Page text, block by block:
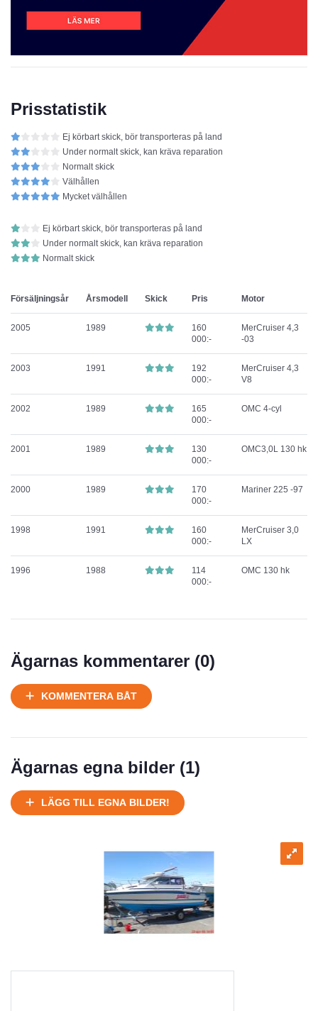
Prisstatistik
Ej körbart skick, bör transporteras på land
Under normalt skick, kan kräva reparation
Normalt skick
Välhållen
Mycket välhållen
Ej körbart skick, bör transporteras på land
Under normalt skick, kan kräva reparation
Normalt skick
Försäljningsår Årsmodell Skick Pris Motor
2005 1989
160
000:-
MerCruiser 4,3
-03
2003 1991
192
000:-
MerCruiser 4,3
V8
2002 1989
165
000:-
OMC 4-cyl
2001 1989
130
000:-
OMC3,0L 130 hk
2000 1989
170
000:-
Mariner 225 -97
1998 1991
160
000:-
MerCruiser 3,0
LX
1996 1988
114
000:-
OMC 130 hk
Ägarnas kommentarer (0)
KOMMENTERA BÅT
Ägarnas egna bilder (1)
LÄGG TILL EGNA BILDER!